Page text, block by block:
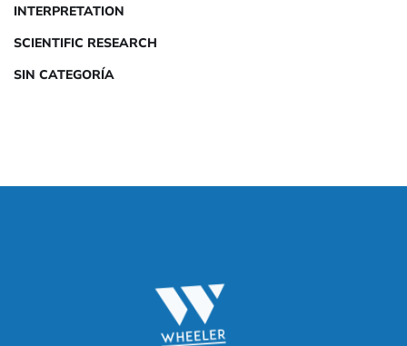
INTERPRETATION
SCIENTIFIC RESEARCH
SIN CATEGORÍA